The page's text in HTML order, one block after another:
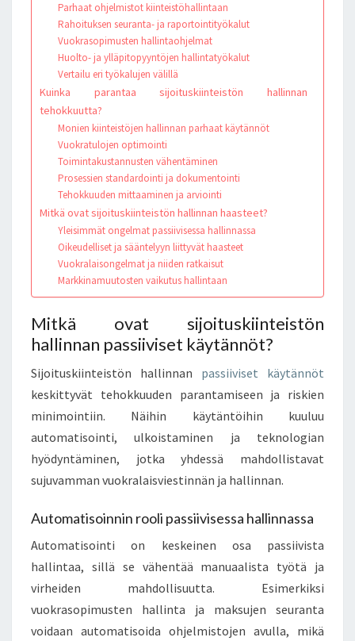
Parhaat ohjelmistot kiinteistöhallintaan
Rahoituksen seuranta- ja raportointityökalut
Vuokrasopimusten hallintaohjelmat
Huolto- ja ylläpitopyyntöjen hallintatyökalut
Vertailu eri työkalujen välillä
Kuinka parantaa sijoituskiinteistön hallinnan
tehokkuutta?
Monien kiinteistöjen hallinnan parhaat käytännöt
Vuokratulojen optimointi
Toimintakustannusten vähentäminen
Prosessien standardointi ja dokumentointi
Tehokkuuden mittaaminen ja arviointi
Mitkä ovat sijoituskiinteistön hallinnan haasteet?
Yleisimmät ongelmat passiivisessa hallinnassa
Oikeudelliset ja sääntelyyn liittyvät haasteet
Vuokralaisongelmat ja niiden ratkaisut
Markkinamuutosten vaikutus hallintaan
Mitkä ovat sijoituskiinteistön
hallinnan passiiviset käytännöt?
Sijoituskiinteistön hallinnan passiiviset käytännöt
keskittyvät tehokkuuden parantamiseen ja riskien
minimointiin. Näihin käytäntöihin kuuluu
automatisointi, ulkoistaminen ja teknologian
hyödyntäminen, jotka yhdessä mahdollistavat
sujuvamman vuokralaisviestinnän ja hallinnan.
Automatisoinnin rooli passiivisessa hallinnassa
Automatisointi on keskeinen osa passiivista
hallintaa, sillä se vähentää manuaalista työtä ja
virheiden mahdollisuutta. Esimerkiksi
vuokrasopimusten hallinta ja maksujen seuranta
voidaan automatisoida ohjelmistojen avulla, mikä